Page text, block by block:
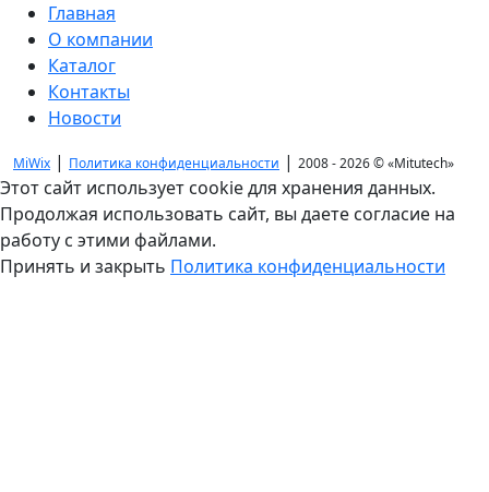
Главная
О компании
Каталог
Контакты
Новости
MiWix | Политика конфиденциальности | 2008 - 2026 ©«Mitutech»
Этот сайт использует cookie для хранения данных.
Продолжая использовать сайт, вы даете согласие на
работу с этими файлами.
Принять и закрыть Политика конфиденциальности